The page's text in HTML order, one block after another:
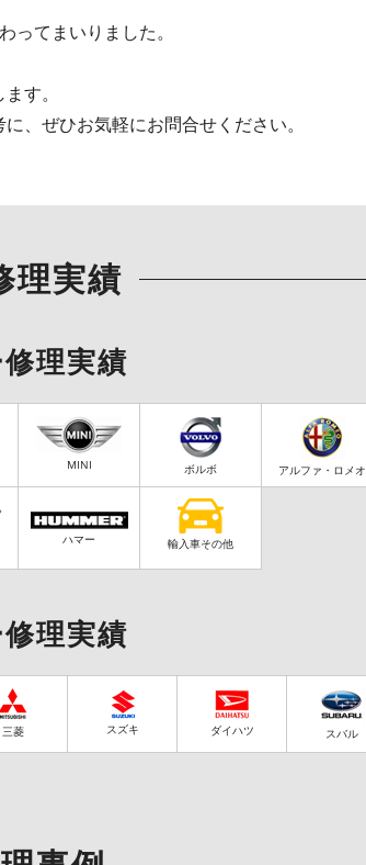
てまいりました。
す。
、ぜひお気軽にお問合せください。
理実績
理実績
MINI ボルボ アルファ・ロメオ
ハマー 輸入車その他
理実績
三菱 スズキ ダイハツ スバル